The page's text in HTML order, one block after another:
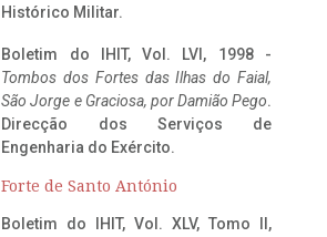
Histórico Militar.
Boletim do IHIT, Vol. LVI, 1998 -
Tombos dos Fortes das Ilhas do Faial,
São Jorge e Graciosa, por Damião Pego.
Direcção dos Serviços de
Engenharia do Exército.
Forte de Santo António
Boletim do IHIT, Vol. XLV, Tomo II,